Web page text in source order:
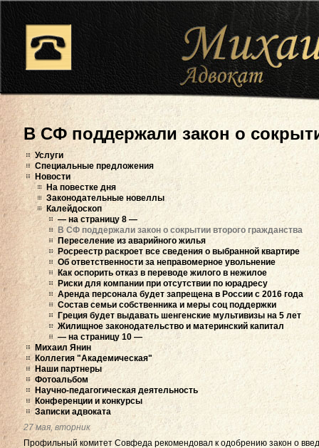
В СФ поддержали закон о
Услуги
Специальные предложения
Новости
На повестке дня
Законодательные новеллы
Калейдоскоп
— на страницу 8 —
В СФ поддержали закон о сокрытии второго гражданства
Переселение из аварийного жилья
Росреестр раскроет все сведения о выбранной квартире
Об ответственности за неправомерное увольнение
Как оспорить отказ в переводе жилого в нежилое
Риски для компании при отсутствии по юрадресу
Аренда персонала будет запрещена в России с 2016 года
Состав семьи собственника и меры соц поддержки
Греция будет выдавать шенгенские мультивизы на 5 лет
Жилищное законодательство и материнский капитал
— на страницу 10 —
Михаил Янин
Коллегия "Академическая"
Наши партнеры
Фотоальбом
Научно-педагогическая деятельность
Конференции и конкурсы
Записки адвоката
27 мая, вторник
Профильный комитет Совфеда рекомендовал к одобрению закон о